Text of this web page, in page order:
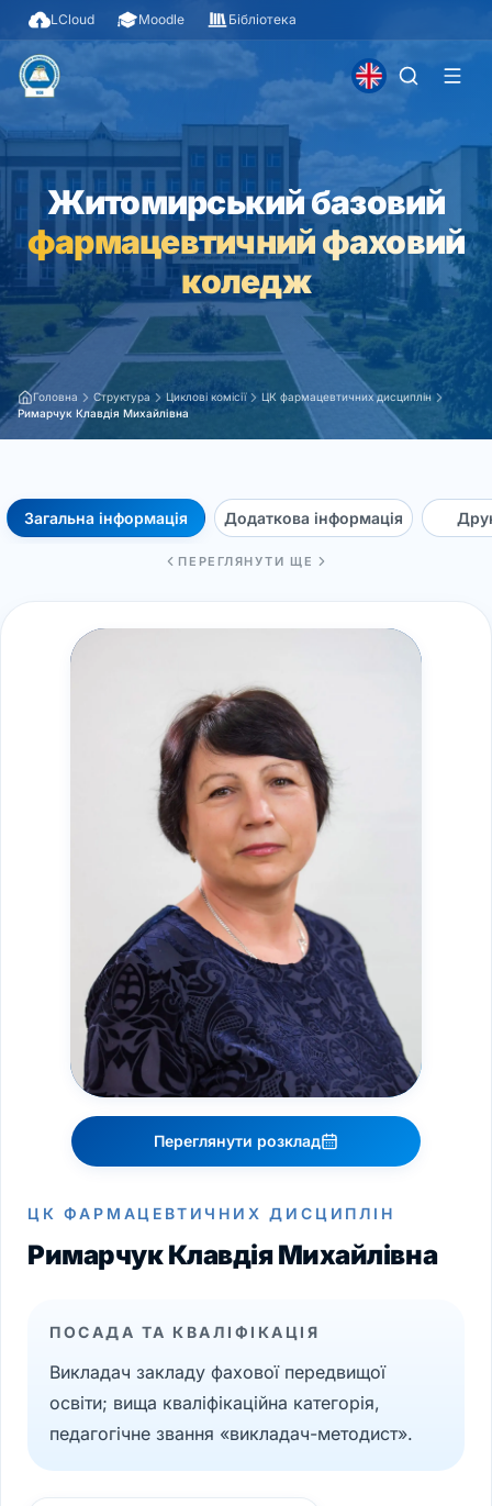
LCloud Moodle Бібліотека
Житомирський базовий
фармацевтичний фаховий
коледж
Головна Структура Циклові комісії
ЦК фармацевтичних дисциплін
Римарчук Клавдія Михайлівна
Загальна інформація Додаткова інформація
ПЕРЕГЛЯНУТИ ЩЕ
Переглянути розклад
ЦК ФАРМАЦЕВТИЧНИХ ДИСЦИПЛІН
Римарчук Клавдія Михайлівна
ПОСАДА ТА КВАЛІФІКАЦІЯ
Викладач закладу фахової передвищої
освіти; вища кваліфікаційна категорія,
педагогічне звання «викладач-методист».